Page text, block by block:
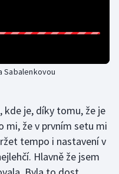
Sabalenkovou
kde je, díky tomu, že je
mi, že v prvním setu mi
tempo i nastavení v
Hlavně že jsem